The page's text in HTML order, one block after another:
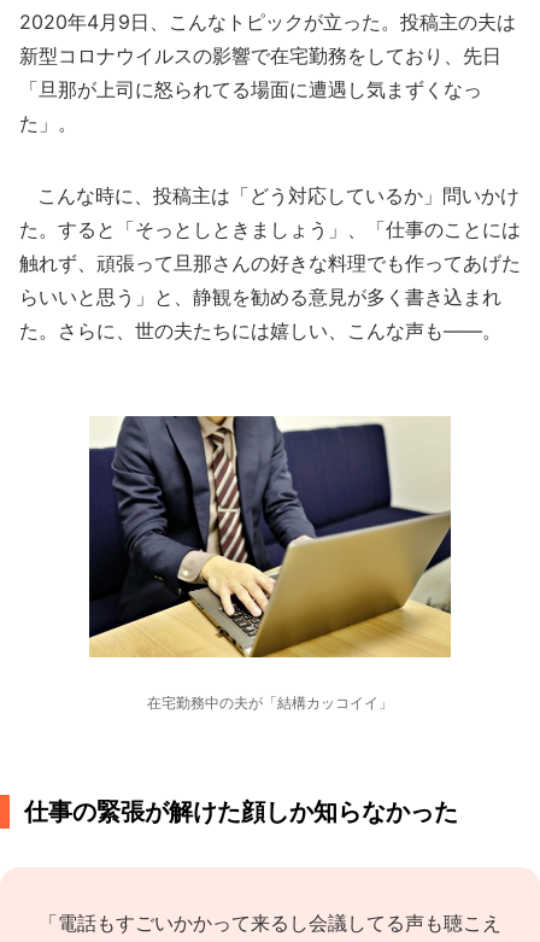
2020年4月9日、こんなトピックが立った。投稿主の夫は
新型コロナウイルスの影響で在宅勤務をしており、先日
「旦那が上司に怒られてる場面に遭遇し気まずくなっ
た」。
こんな時に、投稿主は「どう対応しているか」問いかけ
た。すると「そっとしときましょう」、「仕事のことには
触れず、頑張って旦那さんの好きな料理でも作ってあげた
らいいと思う」と、静観を勧める意見が多く書き込まれ
た。さらに、世の夫たちには嬉しい、こんな声も――。
在宅勤務中の夫が「結構カッコイイ」
仕事の緊張が解けた顔しか知らなかった
「電話もすごいかかって来るし会議してる声も聴こえ